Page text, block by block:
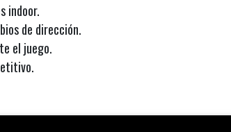
indoor.
de dirección.
el juego.